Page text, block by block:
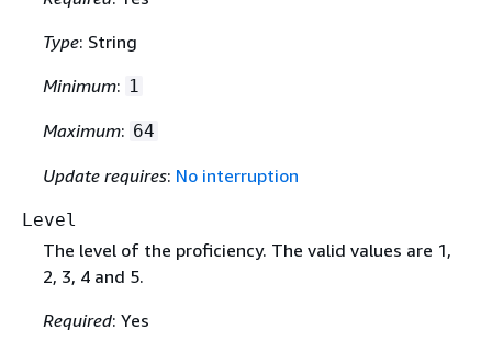
Type: String
Minimum: 1
Maximum: 64
Update requires: No interruption
Level
The level of the proficiency. The valid values are 1,
2, 3, 4 and 5.
Required: Yes